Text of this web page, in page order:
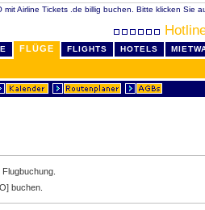
mit Airline Tickets .de billig buchen. Bitte klicken Sie
FLÜGE FLIGHTS HOTELS
buchen.